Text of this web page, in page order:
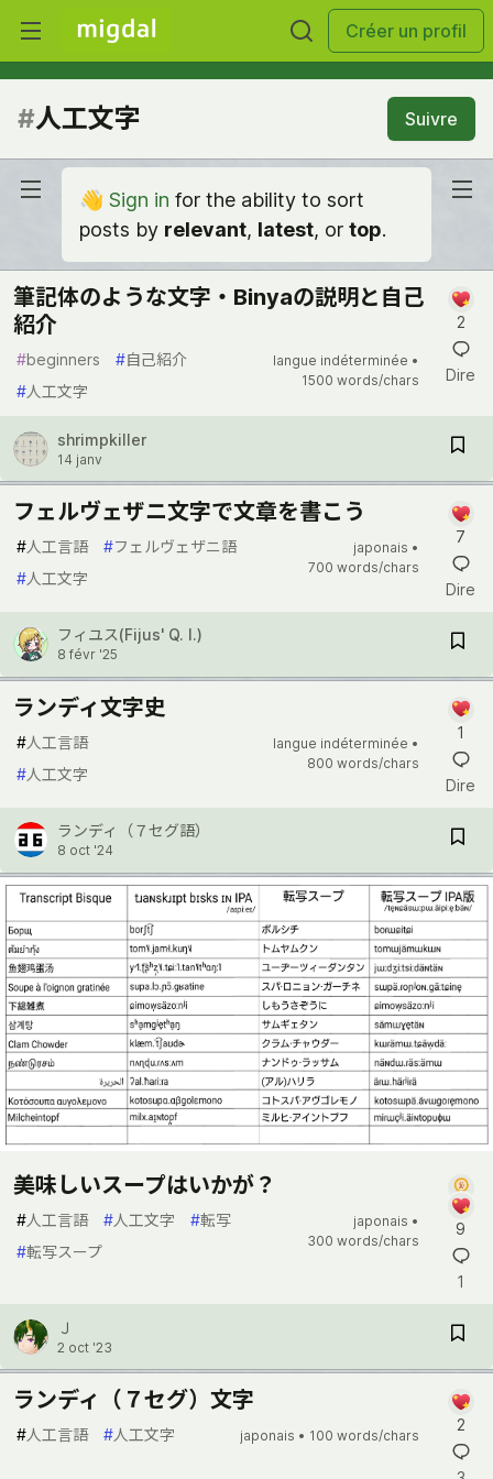
Créer un profil
#人工文字 Suivre
👋 Sign in for the ability to sort
posts by relevant, latest, or top.
筆記体のような文字・Binyaの説明と自己
紹介
#beginners #自己紹介
#人工文字
langue indéterminée •
1500 words/chars
2
Dire
shrimpkiller
14 janv
フェルヴェザニ文字で文章を書こう
#人工言語 #フェルヴェザニ語
#人工文字
japonais •
700 words/chars
7
Dire
フィユス(Fijus' Q. I.)
8 févr '25
ランディ文字史
#人工言語
#人工文字
langue indéterminée •
800 words/chars
1
Dire
ランディ（７セグ語）
8 oct '24
美味しいスープはいかが？
#人工言語 #人工文字 #転写
#転写スープ
japonais •
300 words/chars
9
1
Ｊ
2 oct '23
ランディ（７セグ）文字
#人工言語 #人工文字 japonais • 100 words/chars
2